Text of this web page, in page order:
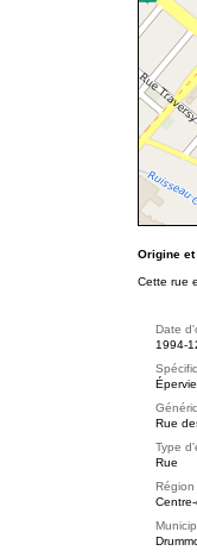
Origine
Cette rue
Date
1994-
Rue
Type
Rue
Région